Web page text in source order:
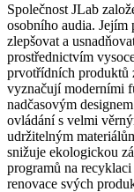
Společnost JLab
osobního audia.
zlepšovat a
prostřednictvím
prvotřídních produktů
vyznačují moderními
nadčasovým
ovládání s velmi
udržitelným
snižuje ekologickou
programů na
renovace svých